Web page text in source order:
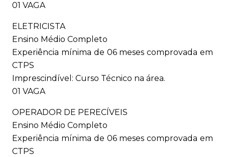
01 VAGA
ELETRICISTA
Ensino Médio Completo
Experiência mínima de 06 meses comprovada em
CTPS
Imprescindível: Curso Técnico na área.
01 VAGA
OPERADOR DE PERECÍVEIS
Ensino Médio Completo
Experiência mínima de 06 meses comprovada em
CTPS